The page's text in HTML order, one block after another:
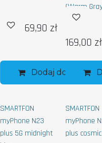
69,90 zł
Dodaj do koszyka
(Warm
169,00 zł
SMARTFON
myPhone N23
plus 5G midnight
SMARTFON
myPhone
plus